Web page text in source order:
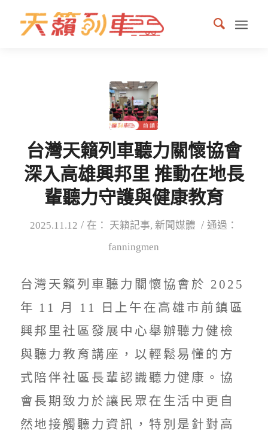
台灣天籟列車聽力關懷協會
深入高雄興邦里 推動在地長
輩聽力守護與健康教育
2025.11.12 / 在： 天籟記事,新聞媒體 / 通過：
fanningmen
台灣天籟列車聽力關懷協會於 2025
年 11 月 11 日上午在高雄市前鎮區
興邦里社區發展中心舉辦聽力健檢
與聽力教育講座，以輕鬆易懂的方
式陪伴社區長輩認識聽力健康。協
會長期致力於讓民眾在生活中更自
然地接觸聽力資訊，特別是針對高